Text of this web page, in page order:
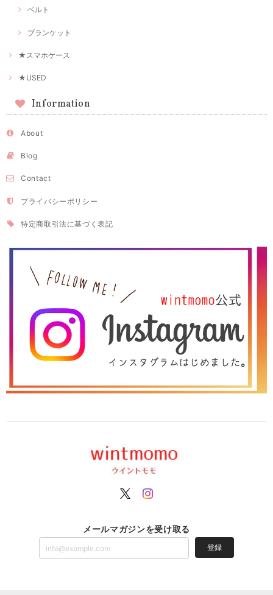
ベルト
ブランケット
★スマホケース
★USED
Information
About
Blog
Contact
プライバシーポリシー
特定商取引法に基づく表記
メールマガジンを受け取る
登録